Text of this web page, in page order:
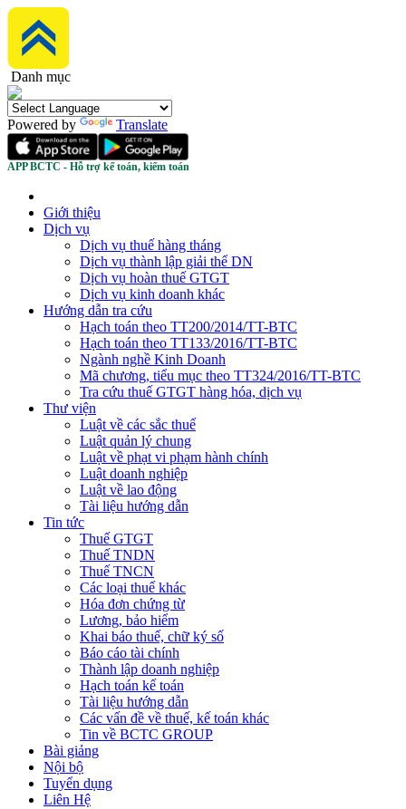
Danh mục
Powered by Translate
APP BCTC - Hỗ trợ kế toán, kiểm toán
Giới thiệu
Dịch vụ
Dịch vụ thuế hàng tháng
Dịch vụ thành lập giải thể DN
Dịch vụ hoàn thuế GTGT
Dịch vụ kinh doanh khác
Hướng dẫn tra cứu
Hạch toán theo TT200/2014/TT-BTC
Hạch toán theo TT133/2016/TT-BTC
Ngành nghề Kinh Doanh
Mã chương, tiểu mục theo TT324/2016/TT-BTC
Tra cứu thuế GTGT hàng hóa, dịch vụ
Thư viện
Luật về các sắc thuế
Luật quản lý chung
Luật về phạt vi phạm hành chính
Luật doanh nghiệp
Luật về lao động
Tài liệu hướng dẫn
Tin tức
Thuế GTGT
Thuế TNDN
Thuế TNCN
Các loại thuế khác
Hóa đơn chứng từ
Lương, bảo hiểm
Khai báo thuế, chữ ký số
Báo cáo tài chính
Thành lập doanh nghiệp
Hạch toán kế toán
Tài liệu hướng dẫn
Các vấn đề về thuế, kế toán khác
Tin về BCTC GROUP
Bài giảng
Nội bộ
Tuyển dụng
Liên Hệ